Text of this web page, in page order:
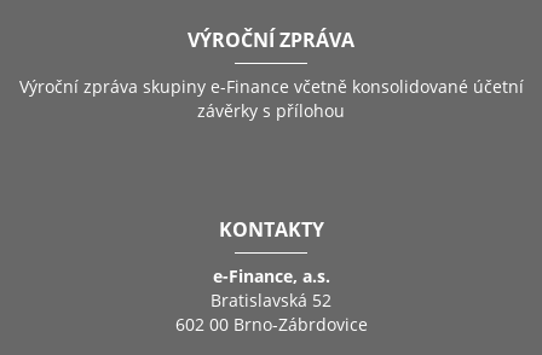
VÝROČNÍ ZPRÁVA
Výroční zpráva skupiny e-Finance včetně konsolidované účetní
závěrky s přílohou
KONTAKTY
e-Finance, a.s.
Bratislavská 52
602 00 Brno-Zábrdovice